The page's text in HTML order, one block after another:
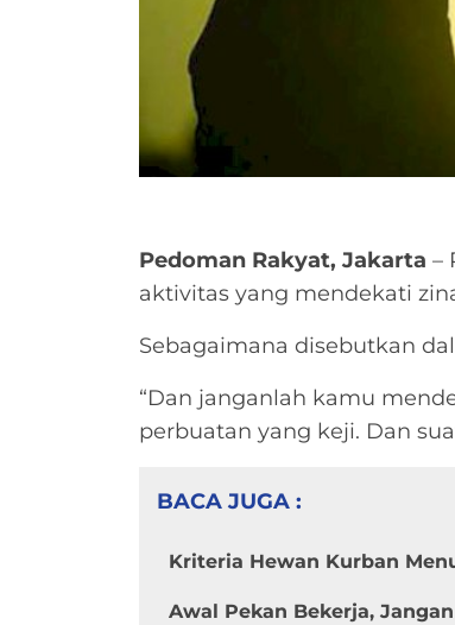
Pedoman Rakyat, Jakarta –
aktivitas yang mendekati
Sebagaimana disebutkan
“Dan janganlah kamu
perbuatan yang keji. Dan
BACA JUGA :
Kriteria Hewan Kurban
Awal Pekan Bekerja,